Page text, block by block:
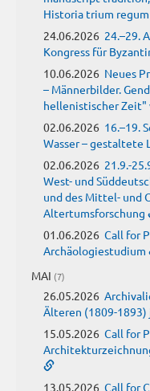
Historia trium
24.06.2026 24.–29.
Kongress für
10.06.2026 Neues
– Männerbilder.
hellenistischer Zeit"
02.06.2026 16.–19.
Wasser – gestaltete
02.06.2026 21.9.-
West- und
und des Mittel- und
Altertumsforschung
01.06.2026 Call for
Archäologiestudium
MAI (7)
26.05.2026
Älteren (1809-
15.05.2026 Call for
13.05.2026 Call for